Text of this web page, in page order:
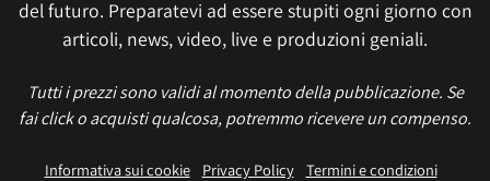
del futuro. Preparatevi ad essere stupiti ogni giorno con
articoli, news, video, live e produzioni geniali.
Tutti i prezzi sono validi al momento della pubblicazione. Se
fai click o acquisti qualcosa, potremmo ricevere un compenso.
Informativa sui cookie Privacy Policy
Termini e condizioni